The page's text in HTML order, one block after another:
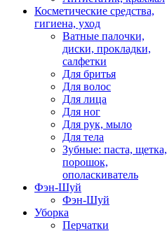
Косметические средства,
гигиена, уход
Ватные палочки,
диски, прокладки,
салфетки
Для бритья
Для волос
Для лица
Для ног
Для рук, мыло
Для тела
Зубные: паста, щетка,
порошок,
ополаскиватель
Фэн-Шуй
Фэн-Шуй
Уборка
Перчатки